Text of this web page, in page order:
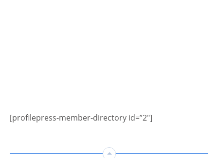
[profilepress-member-directory id=”2″]